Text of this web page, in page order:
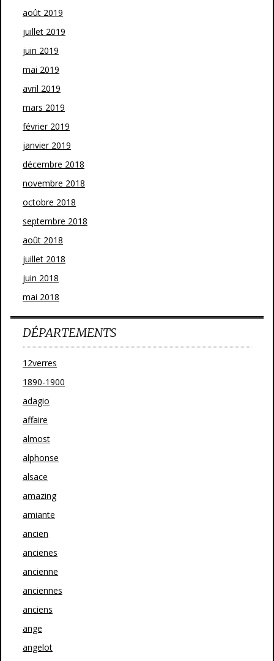
août 2019
juillet 2019
juin 2019
mai 2019
avril 2019
mars 2019
février 2019
janvier 2019
décembre 2018
novembre 2018
octobre 2018
septembre 2018
août 2018
juillet 2018
juin 2018
mai 2018
DÉPARTEMENTS
12verres
1890-1900
adagio
affaire
almost
alphonse
alsace
amazing
amiante
ancien
ancienes
ancienne
anciennes
anciens
ange
angelot